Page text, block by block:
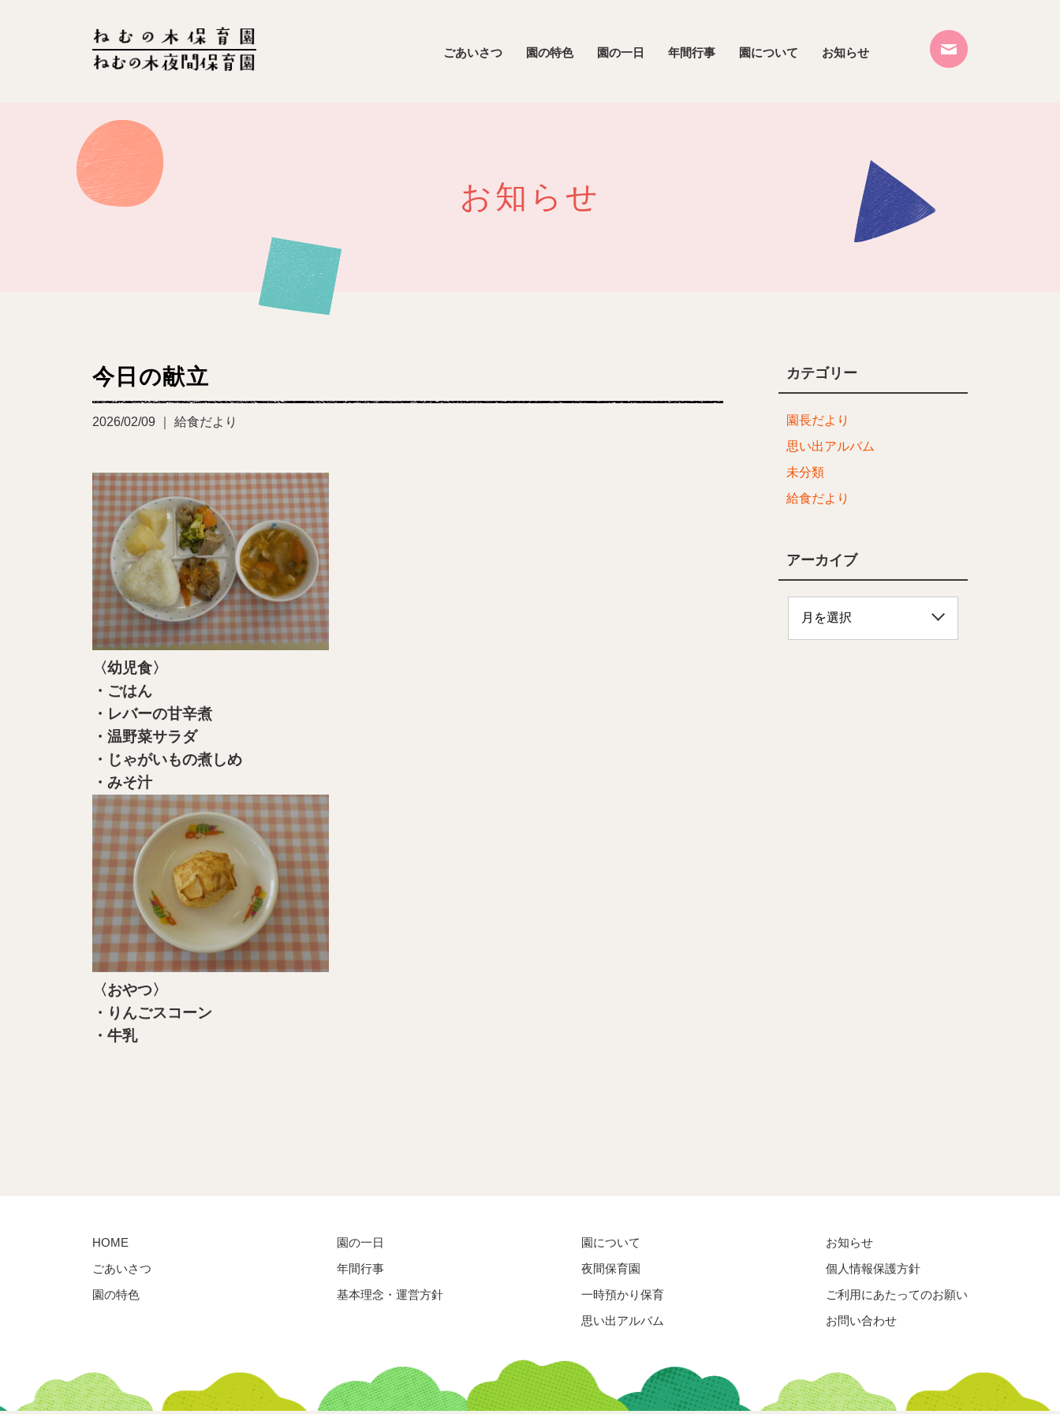
ごあいさつ 園の特色 園の一日 年間行事 園について お知らせ
お知らせ
今日の献立
2026/02/09 ｜ 給食だより
〈幼児食〉
・ごはん
・レバーの甘辛煮
・温野菜サラダ
・じゃがいもの煮しめ
・みそ汁
〈おやつ〉
・りんごスコーン
・牛乳
カテゴリー
園長だより
思い出アルバム
未分類
給食だより
アーカイブ
HOME
ごあいさつ
園の特色
園の一日
年間行事
基本理念・運営方針
園について
夜間保育園
一時預かり保育
思い出アルバム
お知らせ
個人情報保護方針
ご利用にあたってのお願い
お問い合わせ